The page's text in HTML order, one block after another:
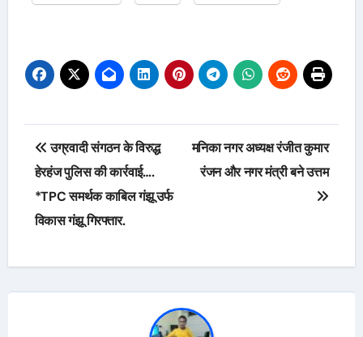
Post
navigation
उग्रवादी संगठन के विरुद्ध
हेरहंज पुलिस की कार्रवाई….
*TPC समर्थक काबिल गंझू उर्फ
विकास गंझू गिरफ्तार.
मनिका नगर अध्यक्ष रंजीत कुमार
रंजन और नगर मंत्री बने उत्तम